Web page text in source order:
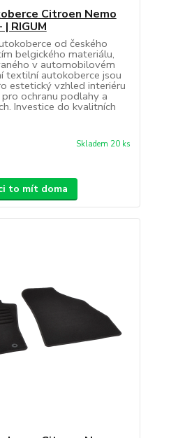
Citroen Nemo
RIGUM
od českého
belgického materiálu,
v automobilovém
textilní autokoberce jsou
estetický vzhled interiéru
ochranu podlahy a
Investice do kvalitních
Skladem 20 ks
to mít doma